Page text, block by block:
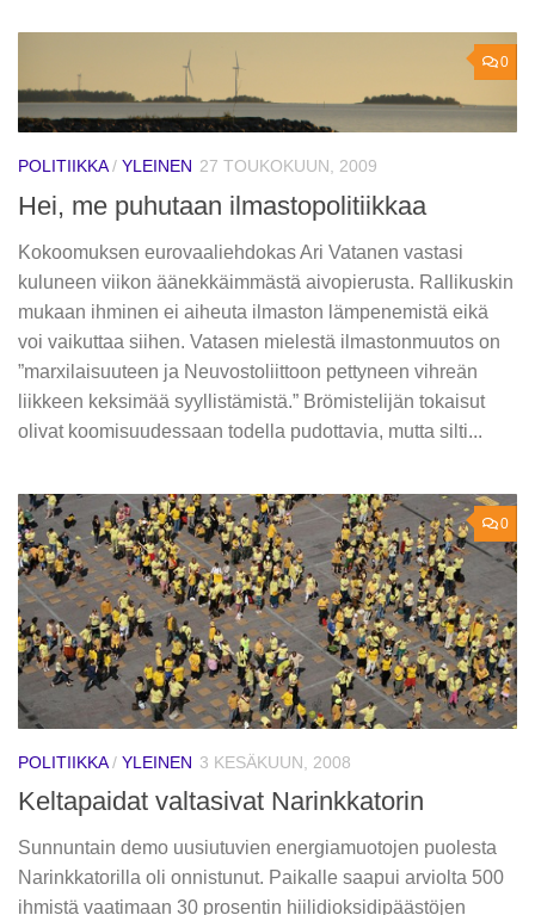
0
POLITIIKKA/ YLEINEN 27 TOUKOKUUN, 2009
Hei, me puhutaan ilmastopolitiikkaa
Kokoomuksen eurovaaliehdokas Ari Vatanen vastasi
kuluneen viikon äänekkäimmästä aivopierusta. Rallikuskin
mukaan ihminen ei aiheuta ilmaston lämpenemistä eikä
voi vaikuttaa siihen. Vatasen mielestä ilmastonmuutos on
”marxilaisuuteen ja Neuvostoliittoon pettyneen vihreän
liikkeen keksimää syyllistämistä.” Brömistelijän tokaisut
olivat koomisuudessaan todella pudottavia, mutta silti...
0
POLITIIKKA/ YLEINEN 3 KESÄKUUN, 2008
Keltapaidat valtasivat Narinkkatorin
Sunnuntain demo uusiutuvien energiamuotojen puolesta
Narinkkatorilla oli onnistunut. Paikalle saapui arviolta 500
ihmistä vaatimaan 30 prosentin hiilidioksidipäästöjen